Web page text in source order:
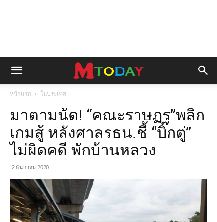
หน้าแรก ในประเทศ
มาตามนัด! “คณะราษฏร”พลิก
เกมสู้ หลังศาลรธน.ชี้ “บิ๊กตู่”
ไม่ผิดคดี พักบ้านหลวง
2 ธันวาคม 2020